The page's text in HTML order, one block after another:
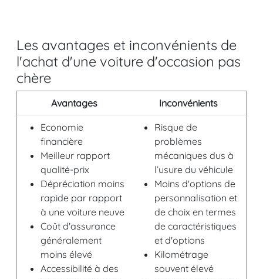
Les avantages et inconvénients de
l'achat d'une voiture d'occasion pas
chère
Avantages Inconvénients
Economie
financière
Meilleur rapport
qualité-prix
Dépréciation moins
rapide par rapport
à une voiture neuve
Coût d'assurance
généralement
moins élevé
Accessibilité à des
Risque de
problèmes
mécaniques dus à
l’usure du véhicule
Moins d'options de
personnalisation et
de choix en termes
de caractéristiques
et d'options
Kilométrage
souvent élevé